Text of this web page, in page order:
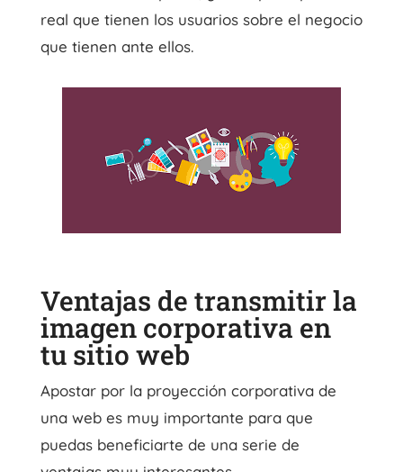
real que tienen los usuarios sobre el negocio
que tienen ante ellos.
Ventajas de transmitir la
imagen corporativa en
tu sitio web
Apostar por la proyección corporativa de
una web es muy importante para que
puedas beneficiarte de una serie de